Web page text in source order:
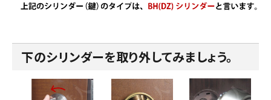
下のシリンダーを取り外してみましょう。